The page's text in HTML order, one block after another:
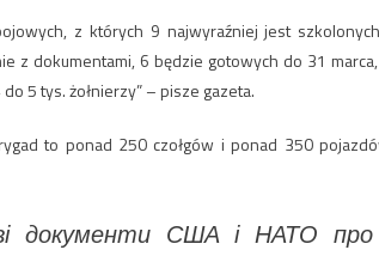
z których 9 najwyraźniej jest
z dokumentami, 6 będzie gotowych do 31
5 tys. żołnierzy” – pisze gazeta.
to ponad 250 czołgów i ponad 350
документи США і НАТО про